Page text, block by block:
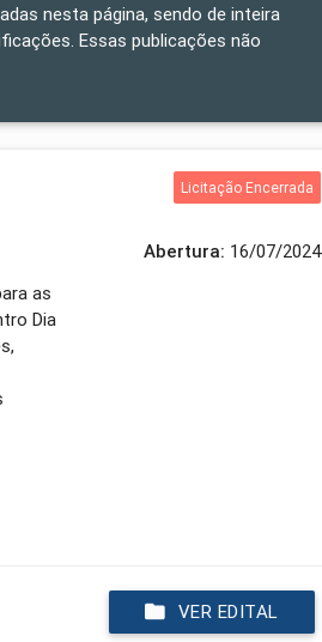
nesta página, sendo de inteira
Essas publicações não
Licitação Encerrada
as
Dia
Abertura: 16/07/2024
VER EDITAL